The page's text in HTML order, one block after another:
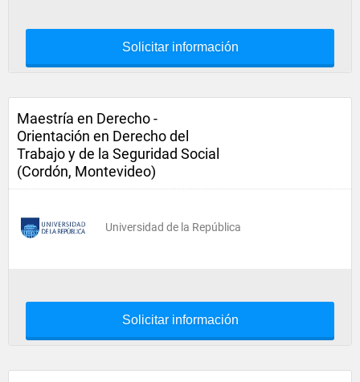
Solicitar información
Maestría en Derecho -
Orientación en Derecho del
Trabajo y de la Seguridad Social
(Cordón, Montevideo)
Universidad de la República
Solicitar información